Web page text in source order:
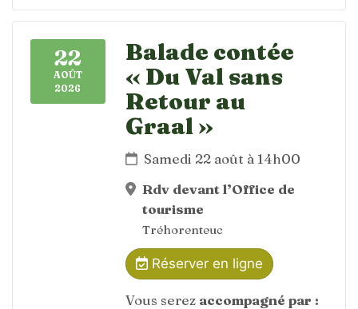
22
AOÛT
2026
Balade contée
« Du Val sans
Retour au
Graal »
Samedi 22 août à 14h00
Rdv devant l’Office de
tourisme
Tréhorenteuc
Réserver en ligne
Vous serez accompagné par :